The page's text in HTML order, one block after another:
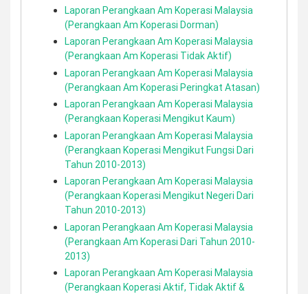
Laporan Perangkaan Am Koperasi Malaysia
(Perangkaan Am Koperasi Dorman)
Laporan Perangkaan Am Koperasi Malaysia
(Perangkaan Am Koperasi Tidak Aktif)
Laporan Perangkaan Am Koperasi Malaysia
(Perangkaan Am Koperasi Peringkat Atasan)
Laporan Perangkaan Am Koperasi Malaysia
(Perangkaan Koperasi Mengikut Kaum)
Laporan Perangkaan Am Koperasi Malaysia
(Perangkaan Koperasi Mengikut Fungsi Dari
Tahun 2010-2013)
Laporan Perangkaan Am Koperasi Malaysia
(Perangkaan Koperasi Mengikut Negeri Dari
Tahun 2010-2013)
Laporan Perangkaan Am Koperasi Malaysia
(Perangkaan Am Koperasi Dari Tahun 2010-
2013)
Laporan Perangkaan Am Koperasi Malaysia
(Perangkaan Koperasi Aktif, Tidak Aktif &